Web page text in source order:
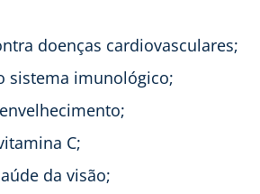
doenças cardiovasculares;
sistema imunológico;
C;
da visão;